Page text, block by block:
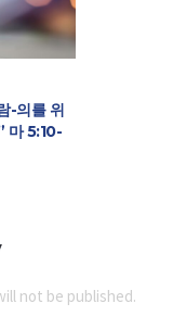
-의를 위
마 5:10-
not be published.